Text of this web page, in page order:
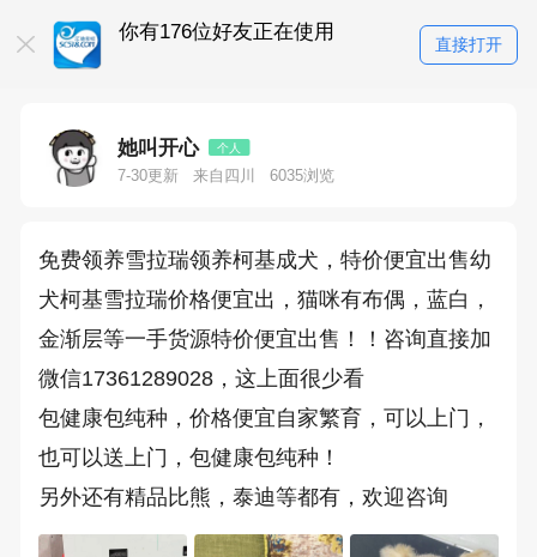
你有176位好友正在使用
江油百科全
江油人都在搜
直接打开
她叫开心 个人
7-30更新 来自四川 6035浏览
免费领养雪拉瑞领养柯基成犬，特价便宜出售幼
犬柯基雪拉瑞价格便宜出，猫咪有布偶，蓝白，
金渐层等一手货源特价便宜出售！！咨询直接加
微信17361289028，这上面很少看
包健康包纯种，价格便宜自家繁育，可以上门，
也可以送上门，包健康包纯种！
另外还有精品比熊，泰迪等都有，欢迎咨询